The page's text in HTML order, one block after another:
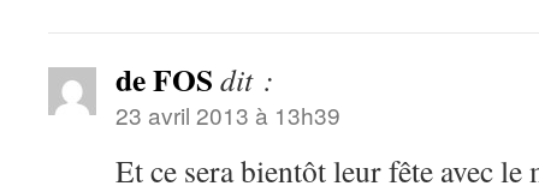
de FOS dit :
23 avril 2013 à 13h39
Et ce sera bientôt leur fête avec